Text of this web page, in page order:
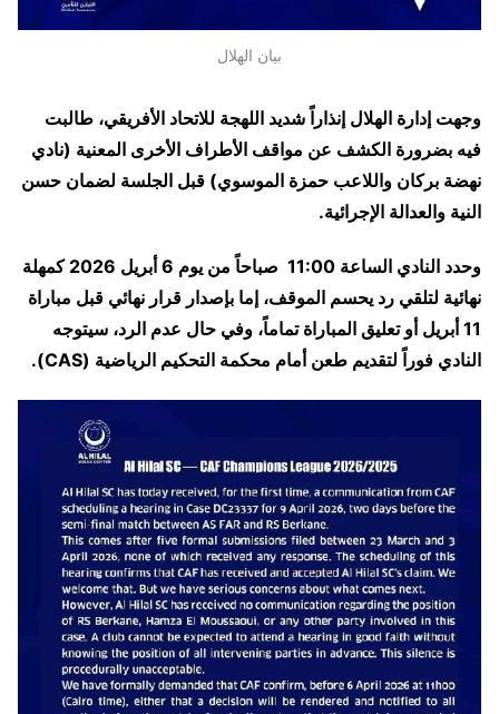
بيان الهلال
وجهت إدارة الهلال إنذاراً شديد اللهجة للاتحاد الأفريقي، طالبت
فيه بضرورة الكشف عن مواقف الأطراف الأخرى المعنية (نادي
نهضة بركان واللاعب حمزة الموسوي) قبل الجلسة لضمان حسن
النية والعدالة الإجرائية.
وحدد النادي الساعة 11:00 صباحاً من يوم 6 أبريل 2026
كمهلة
نهائية لتلقي رد يحسم الموقف، إما بإصدار قرار نهائي قبل مباراة
11 أبريل أو تعليق المباراة تماماً، وفي حال عدم الرد، سيتوجه
النادي فوراً لتقديم طعن أمام محكمة التحكيم الرياضية (CAS)
.